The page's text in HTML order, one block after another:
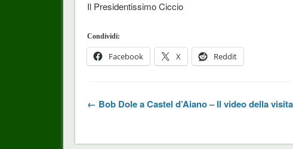
Il Presidentissimo Ciccio
Condividi:
Facebook X Reddit
← Bob Dole a Castel d’Aiano – Il video della visita